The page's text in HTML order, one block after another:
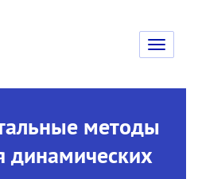
Toggle
методы
динамических